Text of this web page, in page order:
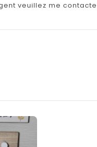
veuillez me